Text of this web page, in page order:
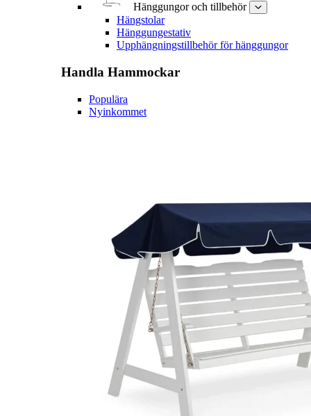
Hänggungor och tillbehör
Hängstolar
Hänggungestativ
Upphängningstillbehör för hänggungor
Handla Hammockar
Populära
Nyinkommet